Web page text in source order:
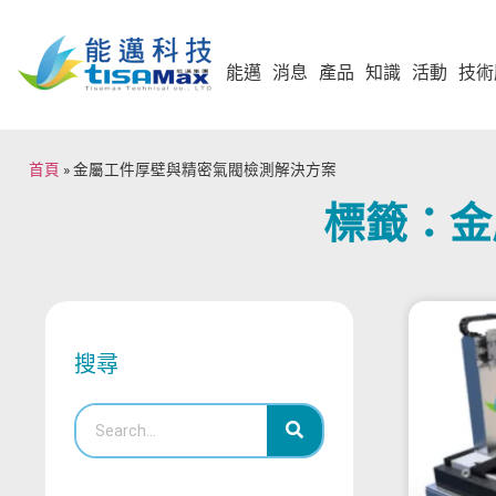
能邁 消息 產品 知識 活動 技
首頁 »金屬工件厚壁與精密氣閥檢測解決方案
標籤：
搜尋